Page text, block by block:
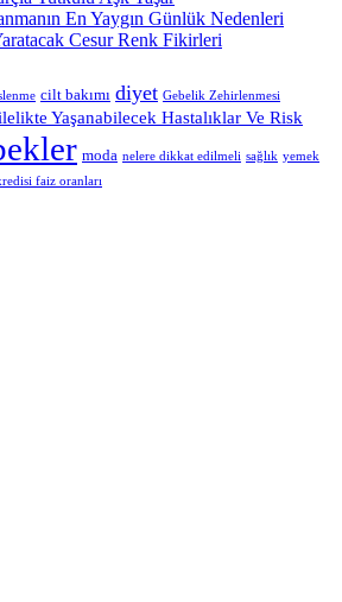
cilt bakımı diyet Gebelik Zehirlenmesi
Yaşanabilecek Hastalıklar Ve Risk
moda nelere dikkat edilmeli sağlık yemek
faiz oranları